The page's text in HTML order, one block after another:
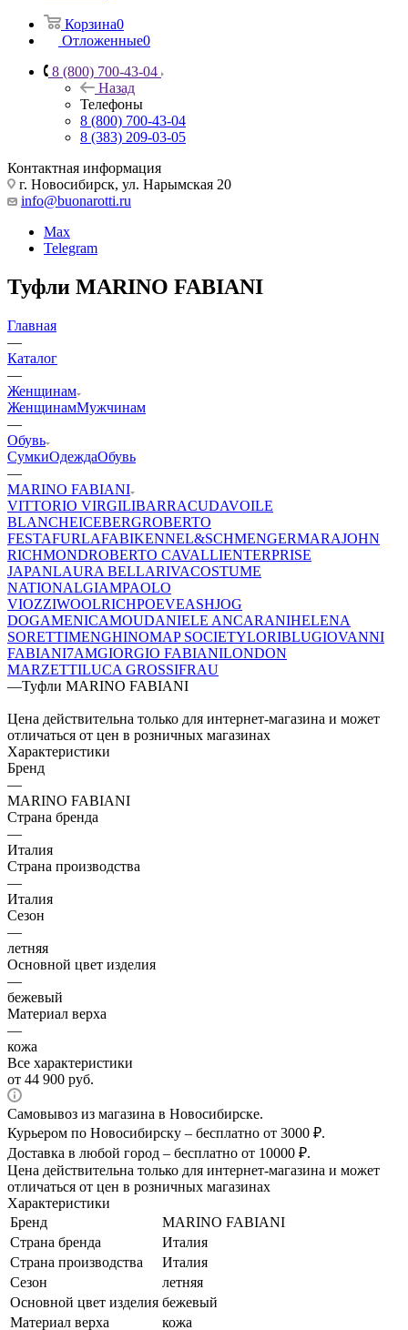
Корзина0
Отложенные0
8 (800) 700-43-04
Назад
Телефоны
8 (800) 700-43-04
8 (383) 209-03-05
Контактная информация
г. Новосибирск, ул. Нарымская 20
info@buonarotti.ru
Max
Telegram
Туфли MARINO FABIANI
Главная
—
Каталог
—
Женщинам
ЖенщинамМужчинам
—
Обувь
СумкиОдеждаОбувь
—
MARINO FABIANI
VITTORIO VIRGILIBARRACUDAVOILE
BLANCHEICEBERGROBERTO
FESTAFURLAFABIKENNEL&SCHMENGERMARAJOHN
RICHMONDROBERTO CAVALLIENTERPRISE
JAPANLAURA BELLARIVACOSTUME
NATIONALGIAMPAOLO
VIOZZIWOOLRICHPOEVEASHJOG
DOGAMENICAMOUDANIELE ANCARANIHELENA
SORETTIMENGHINOMAP SOCIETYLORIBLUGIOVANNI
FABIANI7AMGIORGIO FABIANILONDON
MARZETTILUCA GROSSIFRAU
—Туфли MARINO FABIANI
Цена действительна только для интернет-магазина и может
отличаться от цен в розничных магазинах
Характеристики
Бренд
—
MARINO FABIANI
Страна бренда
—
Италия
Страна производства
—
Италия
Сезон
—
летняя
Основной цвет изделия
—
бежевый
Материал верха
—
кожа
Все характеристики
от 44 900 руб.
Самовывоз из магазина в Новосибирске.
Курьером по Новосибирску – бесплатно от 3000 ₽.
Доставка в любой город – бесплатно от 10000 ₽.
Цена действительна только для интернет-магазина и может
отличаться от цен в розничных магазинах
Характеристики
Бренд
MARINO FABIANI
Страна бренда
Италия
Страна производства
Италия
Сезон
летняя
Основной цвет изделия бежевый
Материал верха
кожа